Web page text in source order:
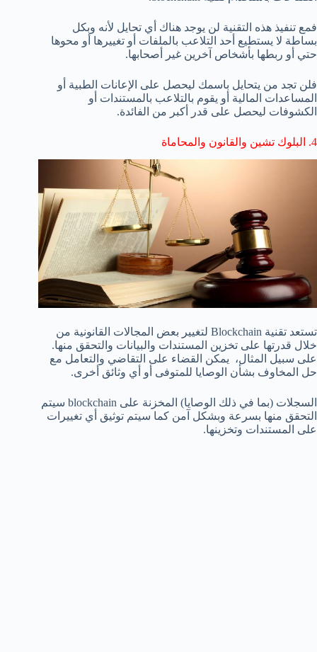
فمع تنفيذ هذه التقنية لن يوجد هناك أي تحايل لأنه وبكل
بساطة لا يستطيع أحد التلاعب بالملفات أو تغييرها أو محوها
حتي أو ربطها بأشخاص آخرين غير أصحابها.
فلن تجد من يتحايل باسمك ليحصل على الإعانات الطبية أو
المساعدات المالية أو يقوم بالتلاعب بالمستندات أو
الكشوفات ليحصل على قدر أكبر من الفائدة.
4. البلوك تشين والقانون والمحاماة
تستعد تقنية Blockchain لتغيير بعض المجالات القانونية من
خلال قدرتها على تخزين المستندات والبيانات والتحقق منها.
على سبيل المثال، يمكن القضاء على التقاضي والتعامل مع
حل المخاوف بشأن الوصايا للمتوفى أو أي وثائق أخرى.
السجلات (بما في ذلك الوصايا) المخزنة على blockchain سيتم
التحقق منها بسرعة وبشكل آمن كما سيتم توثيق أي تغييرات
على المستندات وتخزينها.